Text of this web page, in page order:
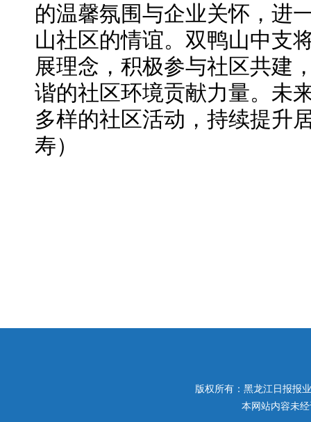
的温馨氛围与企业关怀，进
山社区的情谊。双鸭山中支
展理念，积极参与社区共建
谐的社区环境贡献力量。未
多样的社区活动，持续提升
寿）
版权所有：黑龙江日报报
本网站内容未